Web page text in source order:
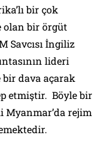
bir çok
olan bir örgüt
Savcısı İngiliz
lideri
dava açarak
etmiştir. Böyle bir
Myanmar’da rejim